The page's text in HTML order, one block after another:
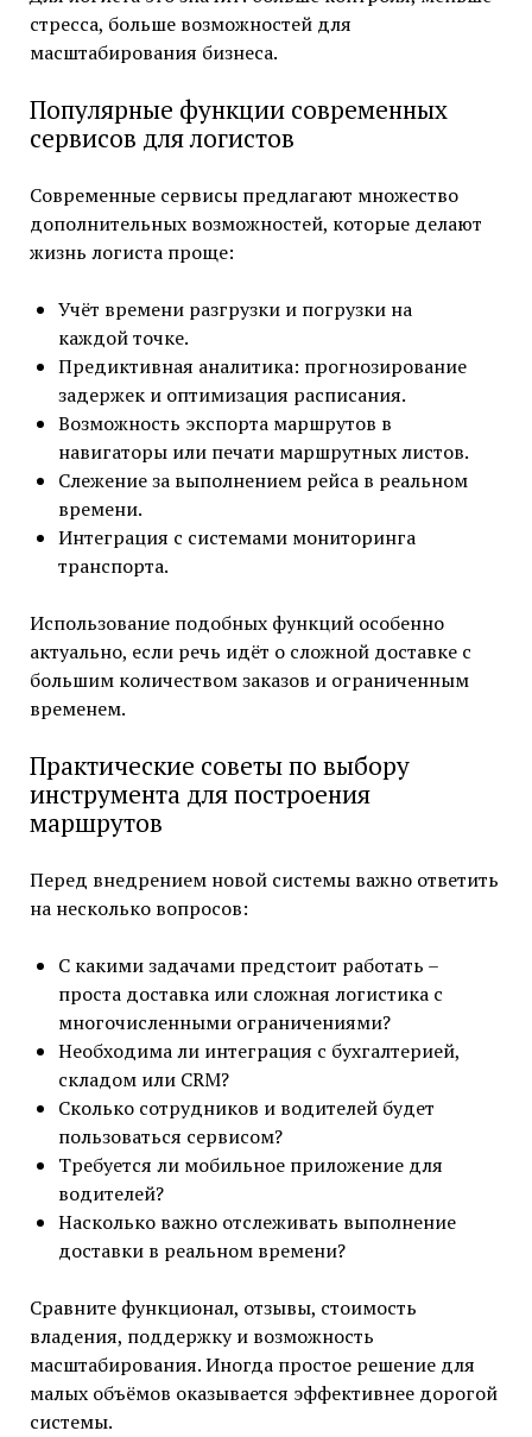
стресса, больше возможностей для
масштабирования бизнеса.
Популярные функции современных
сервисов для логистов
Современные сервисы предлагают множество
дополнительных возможностей, которые делают
жизнь логиста проще:
Учёт времени разгрузки и погрузки на
каждой точке.
Предиктивная аналитика: прогнозирование
задержек и оптимизация расписания.
Возможность экспорта маршрутов в
навигаторы или печати маршрутных листов.
Слежение за выполнением рейса в реальном
времени.
Интеграция с системами мониторинга
транспорта.
Использование подобных функций особенно
актуально, если речь идёт о сложной доставке с
большим количеством заказов и ограниченным
временем.
Практические советы по выбору
инструмента для построения
маршрутов
Перед внедрением новой системы важно ответить
на несколько вопросов:
С какими задачами предстоит работать –
проста доставка или сложная логистика с
многочисленными ограничениями?
Необходима ли интеграция с бухгалтерией,
складом или CRM?
Сколько сотрудников и водителей будет
пользоваться сервисом?
Требуется ли мобильное приложение для
водителей?
Насколько важно отслеживать выполнение
доставки в реальном времени?
Сравните функционал, отзывы, стоимость
владения, поддержку и возможность
масштабирования. Иногда простое решение для
малых объёмов оказывается эффективнее дорогой
системы.